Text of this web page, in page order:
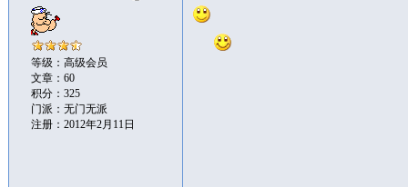
等级：高级会员
文章：60
积分：325
门派：无门无派
注册：2012年2月11日